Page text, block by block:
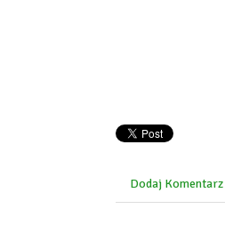
Dodaj Komentarz